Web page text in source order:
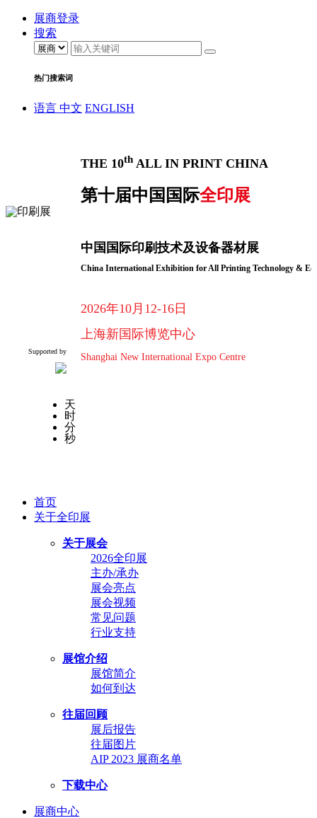
展商登录
搜索
热门搜索词
语言 中文 ENGLISH
THE 10th ALL IN PRINT CHINA
第十届中国国际全印展
中国国际印刷技术及设备器材展
China International Exhibition for All Printing Technology &
2026年10月12-16日
上海新国际博览中心
Shanghai New International Expo Centre
Supported by
天
时
分
秒
首页
关于全印展
关于展会
2026全印展
主办/承办
展会亮点
展会视频
常见问题
行业支持
展馆介绍
展馆简介
如何到达
往届回顾
展后报告
往届图片
AIP 2023 展商名单
下载中心
展商中心